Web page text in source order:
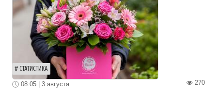
СТАТИСТИКА
270
08:05 | 3 августа